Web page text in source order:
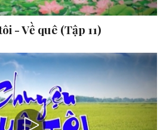
- Về quê (Tập 11)